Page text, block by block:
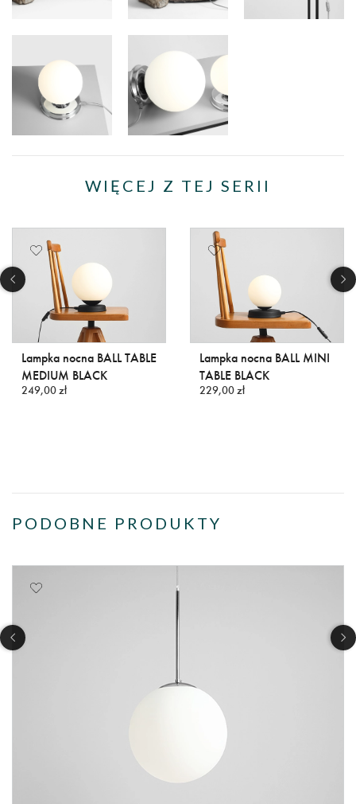
WIĘCEJ Z TEJ SERII
Lampka nocna BALL TABLE
MEDIUM BLACK
249,00 zł
Lampka nocna BALL MINI
TABLE BLACK
229,00 zł
PODOBNE PRODUKTY